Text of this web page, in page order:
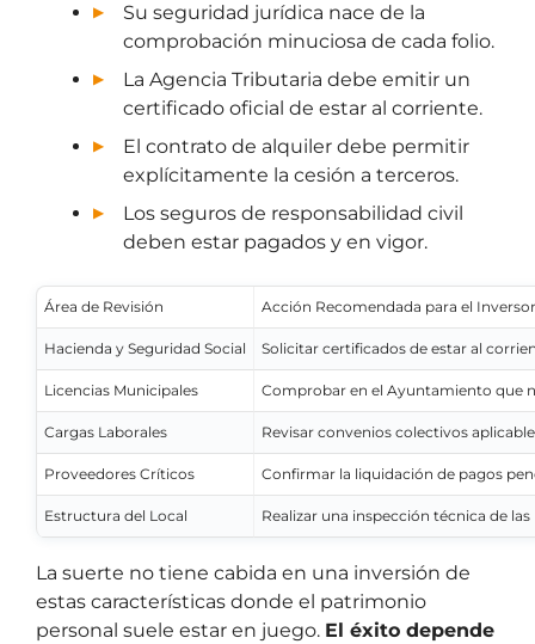
Su seguridad jurídica nace de la
comprobación minuciosa de cada folio.
La Agencia Tributaria debe emitir un
certificado oficial de estar al corriente.
El contrato de alquiler debe permitir
explícitamente la cesión a terceros.
Los seguros de responsabilidad civil
deben estar pagados y en vigor.
Área de Revisión Acción Recomendada para el Inversor
Hacienda y Seguridad Social Solicitar certificados de estar al
Licencias Municipales Comprobar en el Ayuntamiento que
Cargas Laborales Revisar convenios colectivos
Proveedores Críticos Confirmar la liquidación de pagos
Estructura del Local Realizar una inspección técnica de
La suerte no tiene cabida en una inversión de
estas características donde el patrimonio
personal suele estar en juego. El éxito depende